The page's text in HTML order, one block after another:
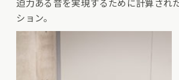
迫力ある音を実現するために計算され
ション。